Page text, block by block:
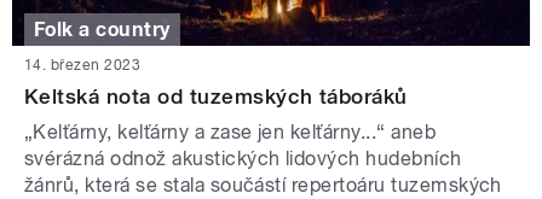
Folk a country
14. březen 2023
Keltská nota od tuzemských táboráků
„Kelťárny, kelťárny a zase jen kelťárny...“ aneb
svérázná odnož akustických lidových hudebních
žánrů, která se stala součástí repertoáru tuzemských